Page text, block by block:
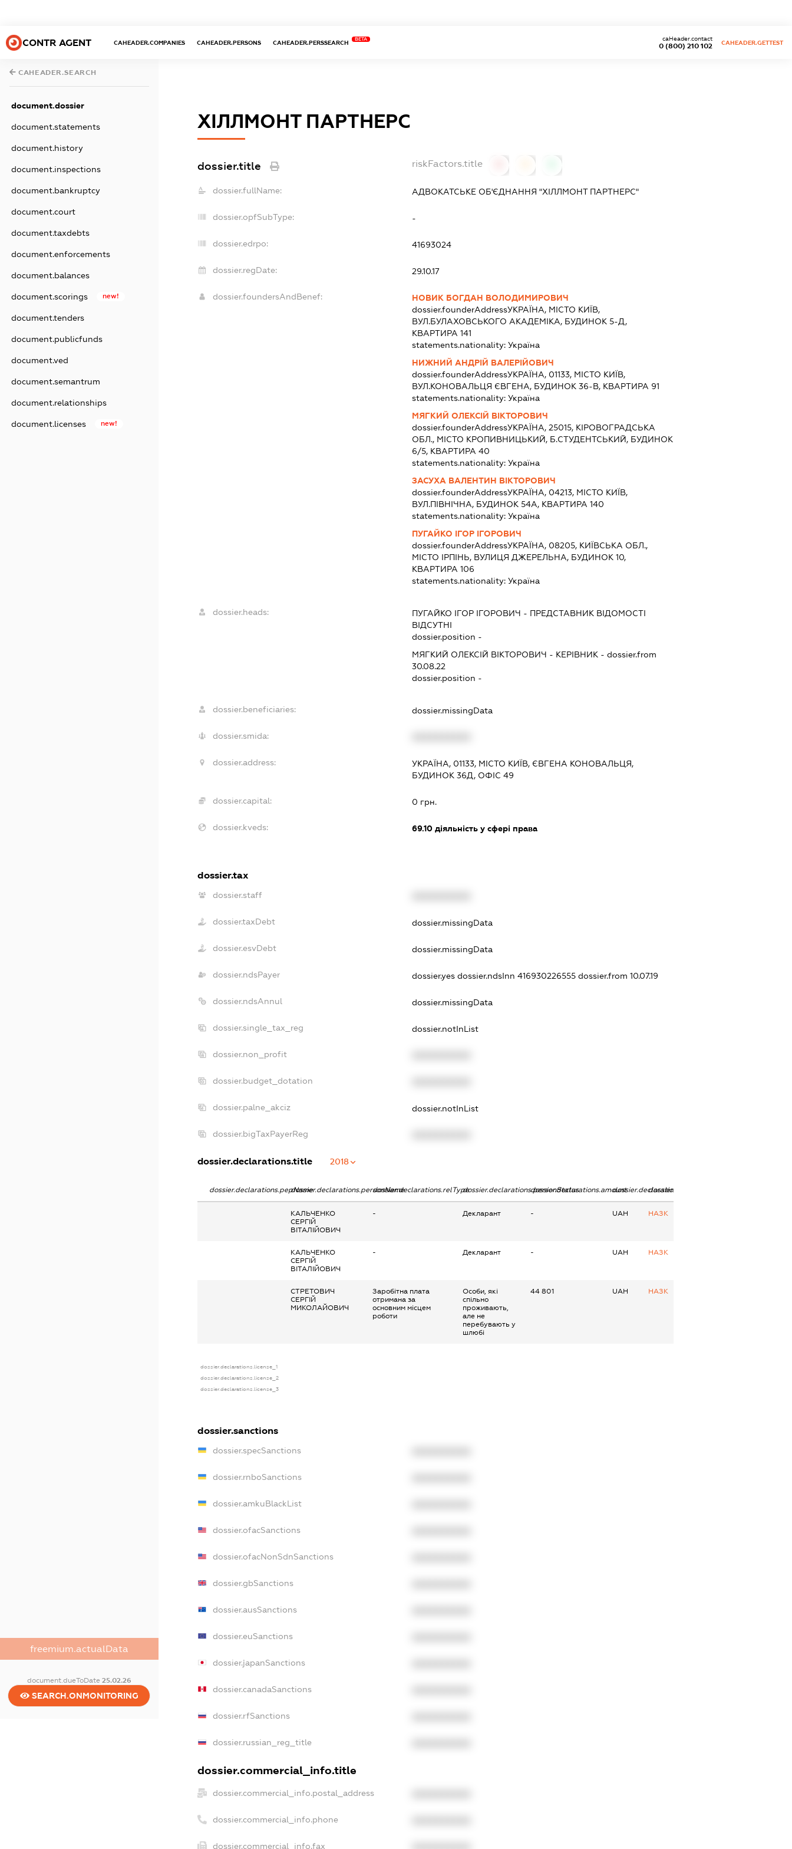
CONTR AGENT CAHEADER.COMPANIES CAHEADER.PERSONS CAHEADER.PERSSEARCH
BETA
0 (800) 210 102
caHeader.contact
CAHEADER.GETTEST
CAHEADER.SEARCH
document.dossier
document.statements
document.history
document.inspections
document.bankruptcy
document.court
document.taxdebts
document.enforcements
document.balances
document.scorings new!
document.tenders
document.publicfunds
document.ved
document.semantrum
document.relationships
document.licenses new!
freemium.actualData
document.dueToDate 25.02.26
SEARCH.ONMONITORING
ХІЛЛМОНТ ПАРТНЕРС
dossier.title riskFactors.title
dossier.fullName: АДВОКАТСЬКЕ ОБ'ЄДНАННЯ "ХІЛЛМОНТ ПАРТНЕРС"
dossier.opfSubType: -
dossier.edrpo: 41693024
dossier.regDate: 29.10.17
dossier.foundersAndBenef:
НОВИК БОГДАН ВОЛОДИМИРОВИЧ
dossier.founderAddressУКРАЇНА, МІСТО КИЇВ,
ВУЛ.БУЛАХОВСЬКОГО АКАДЕМІКА, БУДИНОК 5-Д,
КВАРТИРА 141
statements.nationality: Україна
НИЖНИЙ АНДРІЙ ВАЛЕРІЙОВИЧ
dossier.founderAddressУКРАЇНА, 01133, МІСТО КИЇВ,
ВУЛ.КОНОВАЛЬЦЯ ЄВГЕНА, БУДИНОК 36-В, КВАРТИРА 91
statements.nationality: Україна
МЯГКИЙ ОЛЕКСІЙ ВІКТОРОВИЧ
dossier.founderAddressУКРАЇНА, 25015, КІРОВОГРАДСЬКА
ОБЛ., МІСТО КРОПИВНИЦЬКИЙ, Б.СТУДЕНТСЬКИЙ, БУДИНОК
6/5, КВАРТИРА 40
statements.nationality: Україна
ЗАСУХА ВАЛЕНТИН ВІКТОРОВИЧ
dossier.founderAddressУКРАЇНА, 04213, МІСТО КИЇВ,
ВУЛ.ПІВНІЧНА, БУДИНОК 54А, КВАРТИРА 140
statements.nationality: Україна
ПУГАЙКО ІГОР ІГОРОВИЧ
dossier.founderAddressУКРАЇНА, 08205, КИЇВСЬКА ОБЛ.,
МІСТО ІРПІНЬ, ВУЛИЦЯ ДЖЕРЕЛЬНА, БУДИНОК 10,
КВАРТИРА 106
statements.nationality: Україна
dossier.heads: ПУГАЙКО ІГОР ІГОРОВИЧ - ПРЕДСТАВНИК ВІДОМОСТІ
ВІДСУТНІ
dossier.position -
МЯГКИЙ ОЛЕКСІЙ ВІКТОРОВИЧ - КЕРІВНИК - dossier.from
30.08.22
dossier.position -
dossier.beneficiaries: dossier.missingData
dossier.smida:
dossier.address:
УКРАЇНА, 01133, МІСТО КИЇВ, ЄВГЕНА КОНОВАЛЬЦЯ,
БУДИНОК 36Д, ОФІС 49
dossier.capital: 0 грн.
dossier.kveds: 69.10діяльність у сфері права
dossier.tax
dossier.staff
dossier.taxDebt dossier.missingData
dossier.esvDebt dossier.missingData
dossier.ndsPayer dossier.yes dossier.ndsInn 416930226555 dossier.from 10.07.19
dossier.ndsAnnul dossier.missingData
dossier.single_tax_reg dossier.notInList
dossier.non_profit
dossier.budget_dotation
dossier.palne_akciz dossier.notInList
dossier.bigTaxPayerReg
dossier.declarations.title 2018
dossier.declarations.pepNamedossier.declarations.personNamedossier.declarations.relTypedossier.declarations.personStatusdossier.declarations.amountdossier.declarations.currency
dossier.declarations.source
КАЛЬЧЕНКО
СЕРГІЙ
ВІТАЛІЙОВИЧ
- Декларант - UAH НАЗК
КАЛЬЧЕНКО
СЕРГІЙ
ВІТАЛІЙОВИЧ
- Декларант - UAH НАЗК
СТРЕТОВИЧ
СЕРГІЙ
МИКОЛАЙОВИЧ
Заробітна плата
отримана за
основним місцем
роботи
Особи, які
спільно
проживають,
але не
перебувають у
шлюбі
44 801 UAH НАЗК
dossier.declarations.license_1
dossier.declarations.license_2
dossier.declarations.license_3
dossier.sanctions
dossier.specSanctions
dossier.rnboSanctions
dossier.amkuBlackList
dossier.ofacSanctions
dossier.ofacNonSdnSanctions
dossier.gbSanctions
dossier.ausSanctions
dossier.euSanctions
dossier.japanSanctions
dossier.canadaSanctions
dossier.rfSanctions
dossier.russian_reg_title
dossier.commercial_info.title
dossier.commercial_info.postal_address
dossier.commercial_info.phone
dossier.commercial_info.fax